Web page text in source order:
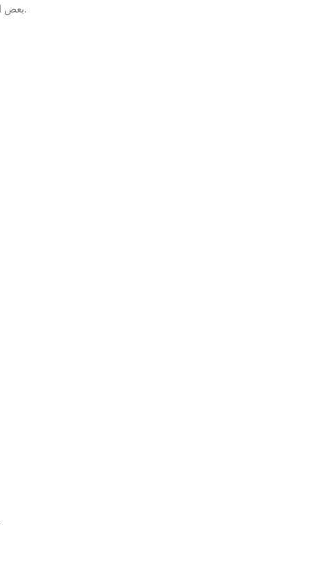
بعض القطع قد تحتاج لصيانة بسيطة مثل تصليح الخشب أو إعادة دهان الأسطح، وغالبًا ما تكون التكلفة منخفضة مقارنة بشراء أثاث جديد.